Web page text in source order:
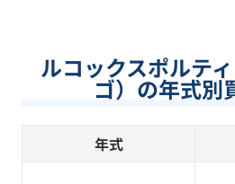
ルコックスポルテ
ゴ）の年式別
年式